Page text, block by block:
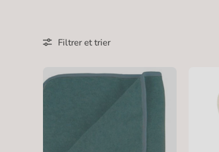
Filtrer et trier